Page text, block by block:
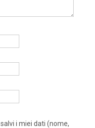
i miei dati (nome,